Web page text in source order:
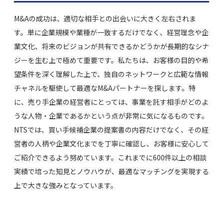
M&Aの成功は、適切な相手との出会いに大きく左右されま
す。単に企業規模や業種が一致するだけでなく、経営理念や企
業文化、将来のビジョンが共有できるかどうかが長期的なシナ
ジーを生む上で極めて重要です。私たちは、お客様の目的や希
望条件を深く理解した上で、独自のネットワークと広範な情報
チャネルを駆使して最適なM&Aパートナーを探します。特
に、売り手企業の経営者にとっては、事業を託す相手がどのよ
うな人物・企業であるかという点が非常に気になるものです。
NTSでは、買い手候補企業の提案書の内容だけでなく、その経
営者の人柄や企業文化までを丁寧に確認し、お客様に安心して
ご紹介できるよう努めています。これまでに600件以上の相談
実績で培った知見とノウハウが、最適なマッチングを実現する
上で大きな強みとなっています。